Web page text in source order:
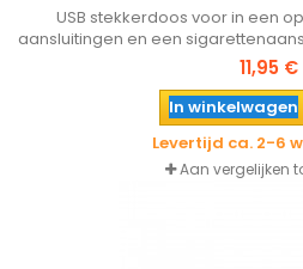
USB stekkerdoos voor in een
aansluitingen en een
opladen van telefoon, navigatie,
volt.
11,95 €
In winkelwagen
Levertijd ca. 2-6
Aan vergelijken